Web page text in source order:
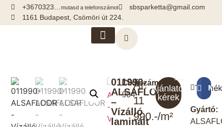
+3670323…mutasd a telefonszámot
sbsparketta@gmail.com
1161 Budapest, Csömöri út 224.
011990-
ALSAFLOOR
–
Vízálló
laminált
Cikkszám:
904
Ár:
11
990.-/m²
Ajánlatot
kérek
Gyártó: